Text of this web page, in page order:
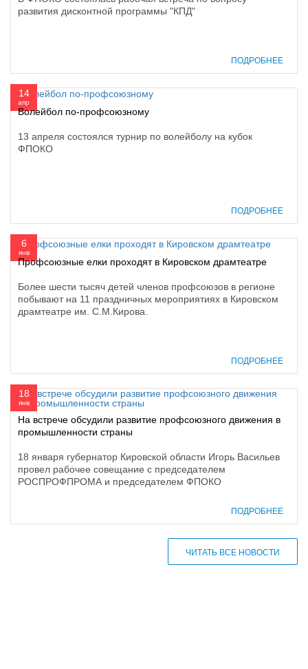
развития дисконтной программы "КПД"
ПОДРОБНЕЕ
14
апр
Волейбол по-профсоюзному
13 апреля состоялся турнир по волейболу на кубок
ФПОКО
ПОДРОБНЕЕ
6
янв
Профсоюзные елки проходят в Кировском драмтеатре
Более шести тысяч детей членов профсоюзов в регионе
побывают на 11 праздничных мероприятиях в Кировском
драмтеатре им. С.М.Кирова.
ПОДРОБНЕЕ
18
янв
На встрече обсудили развитие профсоюзного движения в
промышленности страны
18 января губернатор Кировской области Игорь Васильев
провел рабочее совещание с председателем
РОСПРОФПРОМА и председателем ФПОКО
ПОДРОБНЕЕ
ЧИТАТЬ ВСЕ НОВОСТИ